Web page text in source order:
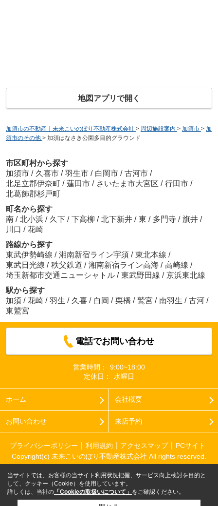
地図アプリで開く
加須市の不動産｜未来こいのぼり不動産株式会社 > 周辺施設案内 > 加須市 > 加
須市のその他 > 加須はなさき公園多目的グラウンド
市区町村から探す
加須市 / 久喜市 / 羽生市 / 白岡市 / 古河市 /
北足立郡伊奈町 / 蓮田市 / さいたま市大宮区 / 行田市 /
北葛飾郡杉戸町
町名から探す
南 / 北小浜 / 久下 / 下高柳 / 北下新井 / 東 / 多門寺 / 旗井 /
川口 / 花崎
路線から探す
東武伊勢崎線 / 湘南新宿ライン宇須 / 東北本線 /
東武日光線 / 秩父鉄道 / 湘南新宿ライン高海 / 高崎線 /
埼玉新都市交通ニューシャトル / 東武野田線 / 京浜東北線
駅から探す
加須 / 花崎 / 羽生 / 久喜 / 白岡 / 栗橋 / 鷲宮 / 南羽生 / 古河 /
東鷲宮
電話でお問い合わせ
営業時間：
9:00~18:00
定休日：
水曜日
ホーム 会社概要
お問い合わせ 来店予約
プライバシーポリシー 利用規約 アクセスマップ
PCサイト
Copyright(c) 未来こいのぼり不動産株式会社 All rights reserved.
当サイトでは、お客様の当サイト利用状況把握、サービス向上検討を目的と
して、クッキー（Cookie）を使用しています。
詳しくは、当社の 「Cookieの取扱いについて」 をご確認ください。